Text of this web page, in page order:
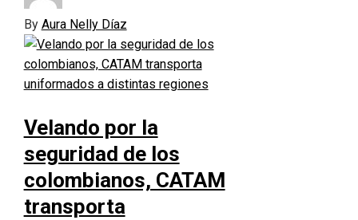
By Aura Nelly Díaz
Velando por la
seguridad de los
colombianos, CATAM
transporta